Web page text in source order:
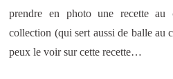
prendre en photo une recette
collection (qui sert aussi de balle au
peux le voir sur cette recette…